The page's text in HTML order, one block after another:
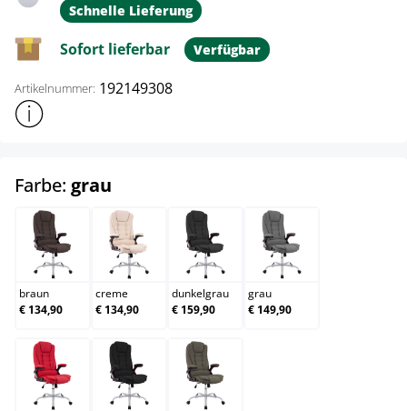
Schnelle Lieferung
Sofort lieferbar Verfügbar
Artikelnummer: 192149308
Weitere Produktinformationen anzeigen
Farbe: grau
braun
braun
€ 134,90
creme
creme
€ 134,90
dunkelgrau
dunkelgrau
€ 159,90
grau
grau
€ 149,90
rot schwarz taupe